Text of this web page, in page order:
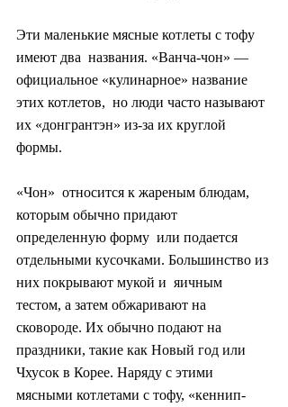
Эти маленькие мясные котлеты с тофу
имеют два  названия. «Ванча-чон» —
официальное «кулинарное» название
этих котлетов,  но люди часто называют
их «донгрантэн» из-за их круглой
формы.
«Чон»  относится к жареным блюдам,
которым обычно придают
определенную форму  или подается
отдельными кусочками. Большинство из
них покрывают мукой и  яичным
тестом, а затем обжаривают на
сковороде. Их обычно подают на
праздники, такие как Новый год или
Чхусок в Корее. Наряду с этими
мясными котлетами с тофу, «кеннип-